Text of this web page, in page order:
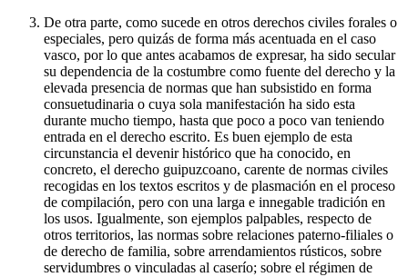
De otra parte, como sucede en otros derechos civiles forales o
especiales, pero quizás de forma más acentuada en el caso
vasco, por lo que antes acabamos de expresar, ha sido secular
su dependencia de la costumbre como fuente del derecho y la
elevada presencia de normas que han subsistido en forma
consuetudinaria o cuya sola manifestación ha sido esta
durante mucho tiempo, hasta que poco a poco van teniendo
entrada en el derecho escrito. Es buen ejemplo de esta
circunstancia el devenir histórico que ha conocido, en
concreto, el derecho guipuzcoano, carente de normas civiles
recogidas en los textos escritos y de plasmación en el proceso
de compilación, pero con una larga e innegable tradición en
los usos. Igualmente, son ejemplos palpables, respecto de
otros territorios, las normas sobre relaciones paterno-filiales o
de derecho de familia, sobre arrendamientos rústicos, sobre
servidumbres o vinculadas al caserío; sobre el régimen de